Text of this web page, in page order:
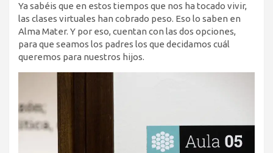
Ya sabéis que en estos tiempos que nos ha tocado vivir,
las clases virtuales han cobrado peso. Eso lo saben en
Alma Mater. Y por eso, cuentan con las dos opciones,
para que seamos los padres los que decidamos cuál
queremos para nuestros hijos.